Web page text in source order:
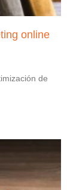
online
de